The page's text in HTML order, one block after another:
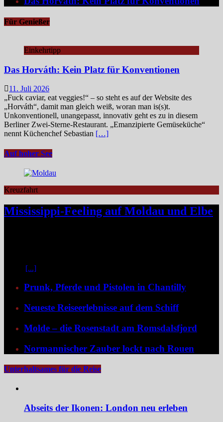
Für Genießer
Einkehrtipp
Das Horváth: Kein Platz für Konventionen
11. Juli 2026
„Fuck caviar, eat veggies!“ – so steht es auf der Website des
„Horváth“, damit man gleich weiß, woran man is(s)t.
Unkonventionell, unangepasst, innovativ geht es zu in diesem
Berliner Zwei-Sterne-Restaurant. „Emanzipierte Gemüseküche“
nennt Küchenchef Sebastian […]
Auf hoher See
Kreuzfahrt
Mississippi-Feeling auf Moldau und Elbe
[...]
Prunk, Pferde und Pistolen in Chantilly
Neueste Reiseerlebnisse auf dem Schiff
Molde – die Rosenstadt am Romsdalsfjord
Normannischer Zauber lockt nach Rouen
Unterhaltsames für die Reise
Abseits der Ikonen: London neu erleben